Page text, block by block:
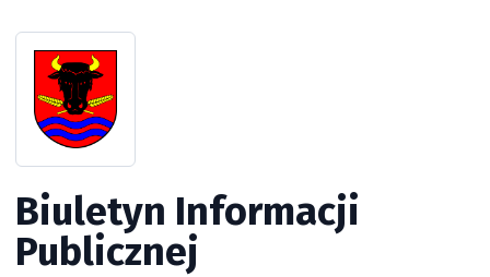
Biuletyn Informacji
Publicznej